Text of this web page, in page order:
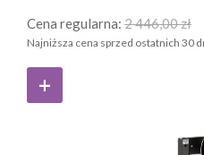
Cena regularna: 2 446,00 zł
Najniższa cena sprzed ostatnich 30